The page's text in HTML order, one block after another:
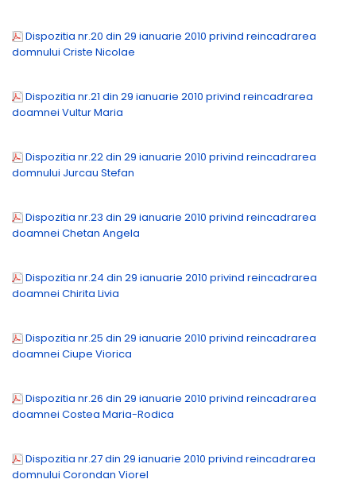
Dispozitia nr.20 din 29 ianuarie 2010 privind reincadrarea
domnului Criste Nicolae
Dispozitia nr.21 din 29 ianuarie 2010 privind reincadrarea
doamnei Vultur Maria
Dispozitia nr.22 din 29 ianuarie 2010 privind reincadrarea
domnului Jurcau Stefan
Dispozitia nr.23 din 29 ianuarie 2010 privind reincadrarea
doamnei Chetan Angela
Dispozitia nr.24 din 29 ianuarie 2010 privind reincadrarea
doamnei Chirita Livia
Dispozitia nr.25 din 29 ianuarie 2010 privind reincadrarea
doamnei Ciupe Viorica
Dispozitia nr.26 din 29 ianuarie 2010 privind reincadrarea
doamnei Costea Maria-Rodica
Dispozitia nr.27 din 29 ianuarie 2010 privind reincadrarea
domnului Corondan Viorel